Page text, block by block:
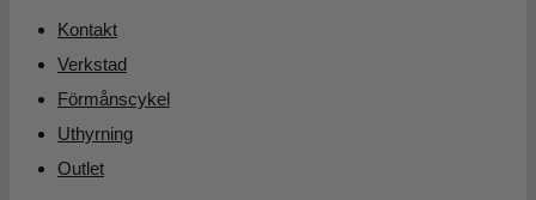
Kontakt
Verkstad
Förmånscykel
Uthyrning
Outlet